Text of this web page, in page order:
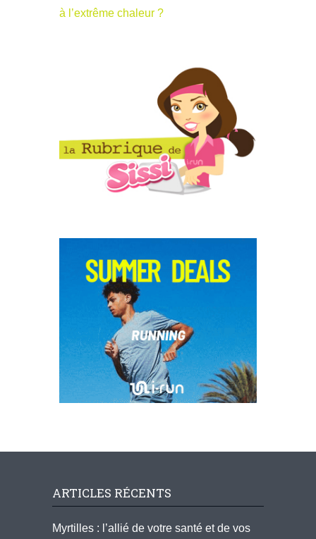
à l’extrême chaleur ?
ARTICLES RÉCENTS
Myrtilles : l’allié de votre santé et de vos